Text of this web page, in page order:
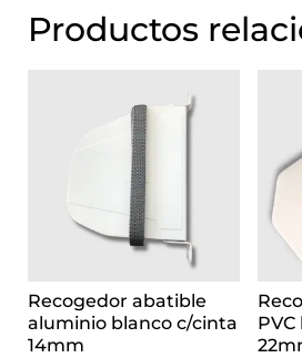
Productos
Recogedor abatible
aluminio blanco c/cinta
14mm